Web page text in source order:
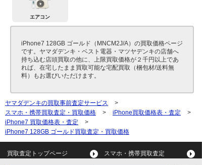
エアコン
iPhone7 128GB ゴールド（MNCM2J/A）の買取価格ページ
です。ヤマダデンキ・ベスト電器・マツヤデンキの店舗へ
持ち込む店頭買取の他に、上限買取価格が２千円以上であ
れば、在宅したまま買取可能な宅配買取（梱包材/送料無
料）もお選びいただけます。
ヤマダデンキの買取事前査定サービス
>
スマホ・携帯買取査定・買取価格
> iPhone買取価格表・査定
>
iPhone7 買取価格表・査定
>
iPhone7 128GB ゴールド買取査定・買取価格
買取査定トップページ スマホ・携帯買取査定